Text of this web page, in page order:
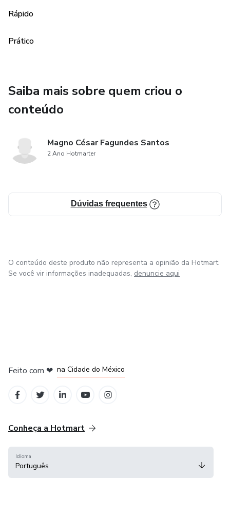
Rápido
Prático
Saiba mais sobre quem criou o
conteúdo
Magno César Fagundes Santos
2 Ano Hotmarter
Dúvidas frequentes
O conteúdo deste produto não representa a opinião da Hotmart.
Se você vir informações inadequadas, denuncie aqui
Feito com ❤ na Cidade do México
Conheça a Hotmart
Idioma
Português